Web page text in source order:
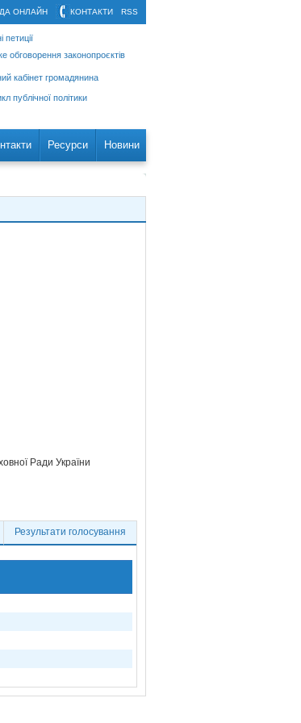
RSS
КОНТАКТИ
ОНЛАЙН
петиції
обговорення законопроєктів
кабінет громадянина
публічної політики
Ресурси Новини
Ради України
Результати голосування